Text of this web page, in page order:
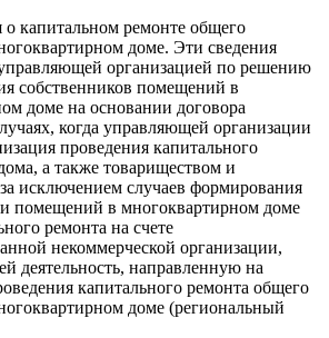
капитальном ремонте общего
доме. Эти сведения
организацией по решению
собственников помещений в
доме на основании договора
когда управляющей организации
проведения капитального
а также товариществом и
исключением случаев формирования
помещений в многоквартирном доме
ремонта на счете
некоммерческой организации,
деятельность, направленную на
капитального ремонта общего
доме (региональный